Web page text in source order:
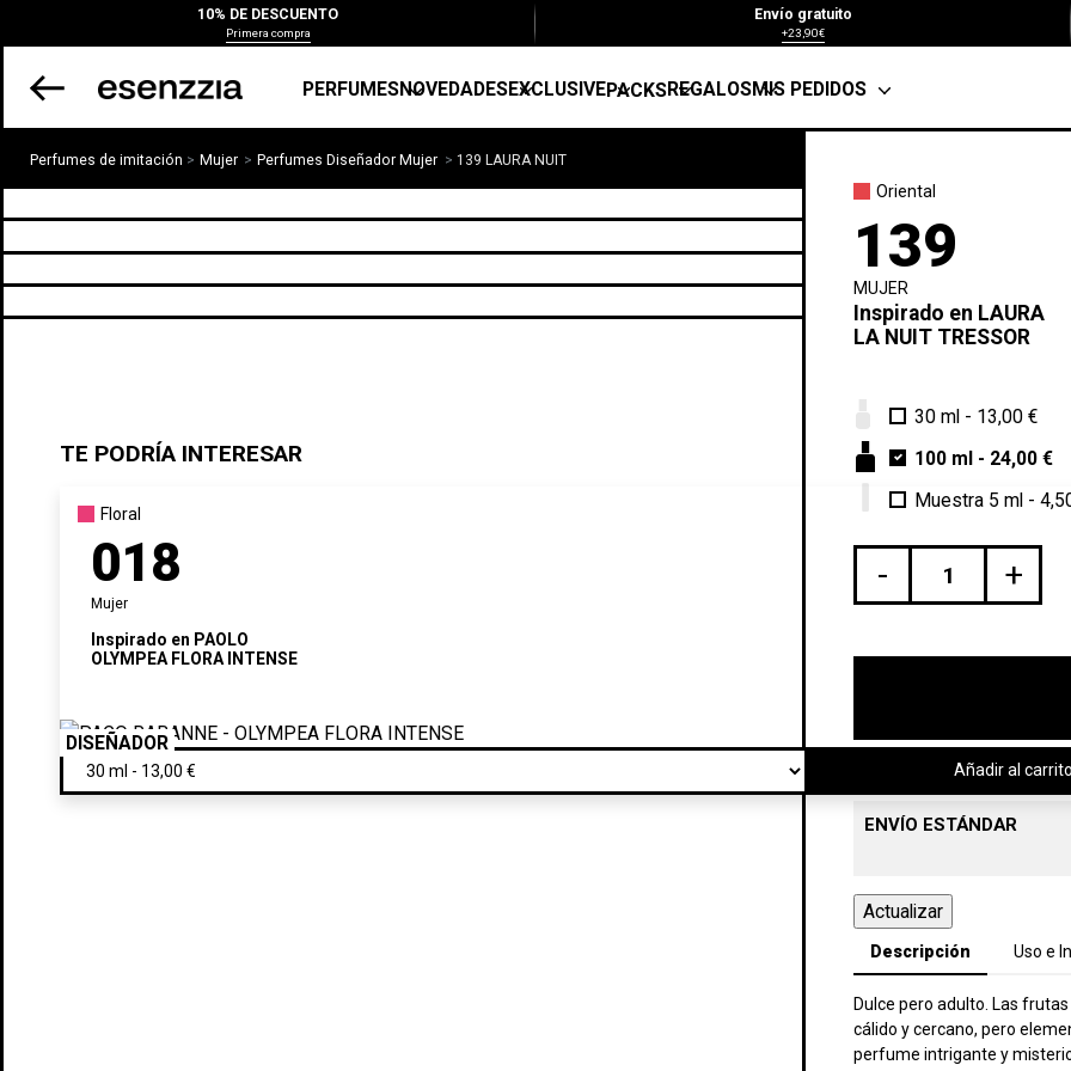
10% DE DESCUENTO
Primera compra
Envío gratuito
+23,90€
PERFUMESNOVEDADESEXCLUSIVEPACKSREGALOSMIS PEDIDOS
Perfumes de imitación Mujer Perfumes Diseñador Mujer 139 LAURA NUIT
Oriental
139
MUJER
Inspirado en LAURA
LA NUIT TRESSOR
30 ml - 13,00 €
100 ml - 24,00 €
Muestra 5 ml -
- +
ENVÍO ESTÁNDAR
Descripción Uso e
Dulce pero adulto. Las
cálido y cercano, pero
perfume intrigante y
TE PODRÍA INTERESAR
Floral
018
Mujer
Inspirado en PAOLO
OLYMPEA FLORA INTENSE
DISEÑADOR
Añadir al carrito